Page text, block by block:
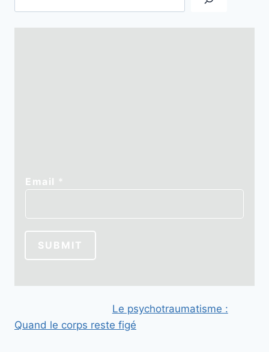
m
i
l
*
Email *
SUBMIT
Le psychotraumatisme :
Quand le corps reste figé